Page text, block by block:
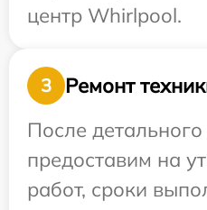
центр Whirlpool.
3
Ремонт
После
предоставим на
работ, сроки